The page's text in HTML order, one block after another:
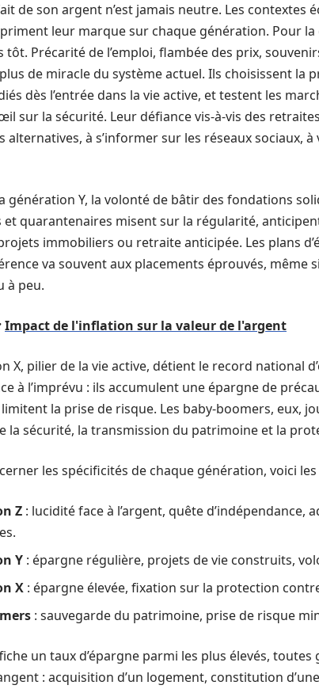
de son argent n’est jamais neutre. Les contextes
leur marque sur chaque génération. Pour la
tôt. Précarité de l’emploi, flambée des prix,
de miracle du système actuel. Ils choisissent la
dès l’entrée dans la vie active, et testent les
sur la sécurité. Leur défiance vis-à-vis des
alternatives, à s’informer sur les réseaux sociaux,
génération Y, la volonté de bâtir des fondations
quarantenaires misent sur la régularité,
immobiliers ou retraite anticipée. Les plans
va souvent aux placements éprouvés, même
à peu.
Impact de l'inflation sur la valeur de l'argent
X, pilier de la vie active, détient le record national
à l’imprévu : ils accumulent une épargne de
la prise de risque. Les baby-boomers, eux,
la sécurité, la transmission du patrimoine et la
les spécificités de chaque génération, voici
Z : lucidité face à l’argent, quête
Y : épargne régulière, projets de vie construits,
X : épargne élevée, fixation sur la protection
: sauvegarde du patrimoine, prise de risque
un taux d’épargne parmi les plus élevés,
: acquisition d’un logement, constitution